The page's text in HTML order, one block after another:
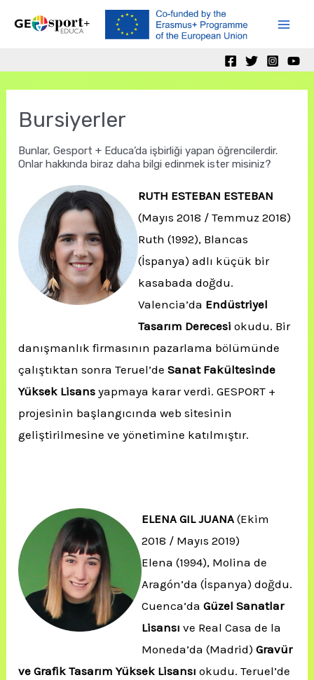
Bursiyerler
Bunlar, Gesport + Educa’da işbirliği yapan öğrencilerdir.
Onlar hakkında biraz daha bilgi edinmek ister misiniz?
RUTH ESTEBAN ESTEBAN
(Mayıs 2018 / Temmuz 2018)
Ruth (1992), Blancas
(İspanya) adlı küçük bir
kasabada doğdu.
Valencia’da Endüstriyel
Tasarım Derecesi okudu. Bir
danışmanlık firmasının pazarlama bölümünde
çalıştıktan sonra Teruel’deSanat Fakültesinde
Yüksek Lisans yapmaya karar verdi. GESPORT +
projesinin başlangıcında web sitesinin
geliştirilmesine ve yönetimine katılmıştır.
ELENA GIL JUANA(Ekim
2018 / Mayıs 2019)
Elena (1994), Molina de
Aragón’da (İspanya) doğdu.
Cuenca’daGüzel Sanatlar
Lisansı ve Real Casa de la
Moneda’da (Madrid)Gravür
ve Grafik Tasarım Yüksek Lisansı okudu. Teruel’de